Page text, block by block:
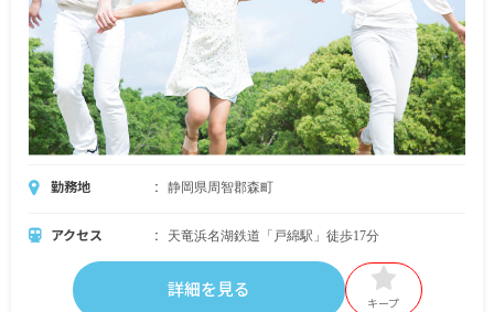
勤務地 静岡県周智郡森町
アクセス 天竜浜名湖鉄道「戸綿駅」徒歩17分
詳細を見る
キープ